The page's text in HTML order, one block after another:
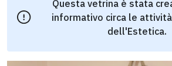
Questa vetrina è stata
informativo circa le
dell'Estetica.